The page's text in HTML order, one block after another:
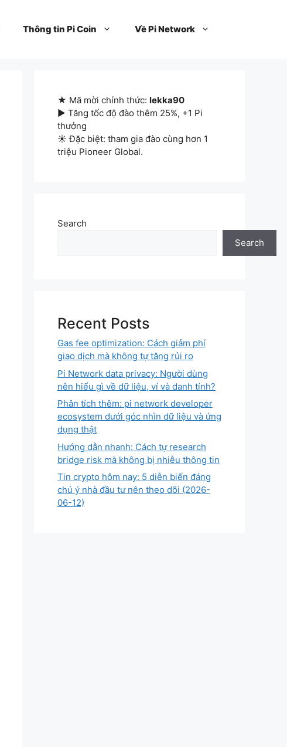
Thông tin Pi Coin Về Pi Network
★ Mã mời chính thức: lekka90
▶ Tăng tốc độ đào thêm 25%, +1 Pi
thưởng
☀ Đặc biệt: tham gia đào cùng hơn 1
triệu Pioneer Global.
Search
Search
Recent Posts
Gas fee optimization: Cách giảm phí
giao dịch mà không tự tăng rủi ro
Pi Network data privacy: Người dùng
nên hiểu gì về dữ liệu, ví và danh tính?
Phân tích thêm: pi network developer
ecosystem dưới góc nhìn dữ liệu và ứng
dụng thật
Hướng dẫn nhanh: Cách tự research
bridge risk mà không bị nhiễu thông tin
Tin crypto hôm nay: 5 diễn biến đáng
chú ý nhà đầu tư nên theo dõi (2026-
06-12)